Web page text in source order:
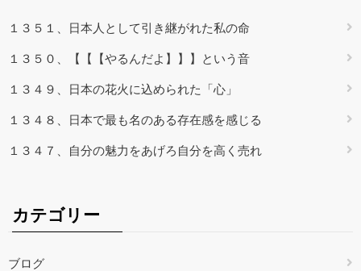
１３５１、日本人として引き継がれた私の命
１３５０、【【【やるんだよ】】】という音
１３４９、日本の花火に込められた「心」
１３４８、日本で最も名のある存在感を感じる
１３４７、自分の魅力をあげろ自分を高く売れ
カテゴリー
ブログ